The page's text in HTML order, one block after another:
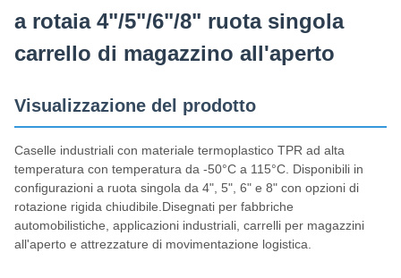
a rotaia 4"/5"/6"/8" ruota singola
carrello di magazzino all'aperto
Visualizzazione del prodotto
Caselle industriali con materiale termoplastico TPR ad alta
temperatura con temperatura da -50°C a 115°C. Disponibili in
configurazioni a ruota singola da 4", 5", 6" e 8" con opzioni di
rotazione rigida chiudibile.Disegnati per fabbriche
automobilistiche, applicazioni industriali, carrelli per magazzini
all'aperto e attrezzature di movimentazione logistica.